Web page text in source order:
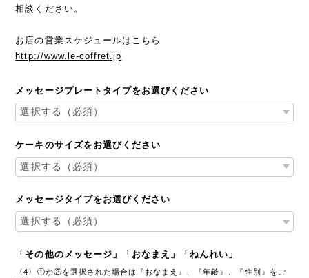
相談ください。
お店の営業スケジュールはこちら
http://www.le-coffret.jp
メッセージプレートタイプをお選びください
ケーキのサイズをお選びください
メッセージタイプをお選びください
「その他のメッセージ」「おなまえ」「ねんれい」
〈4〉①か②を選択された場合は『おなまえ』、『年齢』、『性別』をご